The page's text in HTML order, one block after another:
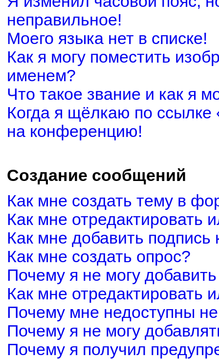
неправильное!
Моего языка нет в списке!
Как я могу поместить
именем?
Что такое звание и как я
Когда я щёлкаю по ссылке
на конференцию!
Создание сообщений
Как мне создать тему в
Как мне отредактировать
Как мне добавить
Как мне создать опрос?
Почему я не могу
Как мне отредактировать
Почему мне недоступны
Почему я не могу
Почему я получил